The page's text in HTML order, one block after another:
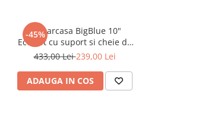
-45%
Set carcasa BigBlue 10"
Ecosoft cu suport si cheie de
strangere
433,00 Lei239,00 Lei
ADAUGA IN COS